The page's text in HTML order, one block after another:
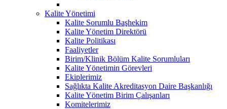
Kalite Yönetimi
Kalite Sorumlu Başhekim
Kalite Yönetim Direktörü
Kalite Politikası
Faaliyetler
Birim/Klinik Bölüm Kalite Sorumluları
Kalite Yönetimin Görevleri
Ekiplerimiz
Sağlıkta Kalite Akreditasyon Daire Başkanlığı
Kalite Yönetim Birim Çalışanları
Komitelerimiz